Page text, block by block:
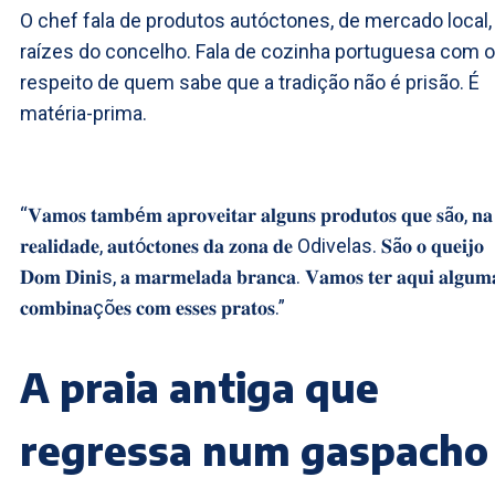
O chef fala de produtos autóctones, de mercado
raízes do concelho. Fala de cozinha portuguesa com o
respeito de quem sabe que a tradição não é prisão. É
matéria-prima.
“𝐕𝐚𝐦𝐨𝐬 𝐭𝐚𝐦𝐛é𝐦 𝐚𝐩𝐫𝐨𝐯𝐞𝐢𝐭𝐚𝐫 𝐚𝐥𝐠𝐮𝐧𝐬 𝐩𝐫𝐨𝐝𝐮𝐭𝐨𝐬 𝐪𝐮𝐞 𝐬ã𝐨, 𝐧𝐚
𝐫𝐞𝐚𝐥𝐢𝐝𝐚𝐝𝐞, 𝐚𝐮𝐭ó𝐜𝐭𝐨𝐧𝐞𝐬 𝐝𝐚 𝐳𝐨𝐧𝐚 𝐝𝐞 Odivelas. 𝐒ã𝐨 𝐨 𝐪𝐮𝐞𝐢𝐣𝐨
𝐃𝐨𝐦 𝐃𝐢𝐧𝐢s, 𝐚 𝐦𝐚𝐫𝐦𝐞𝐥𝐚𝐝𝐚 𝐛𝐫𝐚𝐧𝐜𝐚. 𝐕𝐚𝐦𝐨𝐬 𝐭𝐞𝐫 𝐚𝐪𝐮𝐢
𝐜𝐨𝐦𝐛𝐢𝐧𝐚çõ𝐞𝐬 𝐜𝐨𝐦 𝐞𝐬𝐬𝐞𝐬 𝐩𝐫𝐚𝐭𝐨𝐬.”
A praia antiga que
regressa num gaspacho